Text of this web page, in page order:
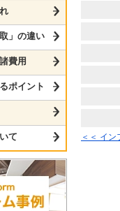
＜＜ イ
」の違い
費用
ポイント
て